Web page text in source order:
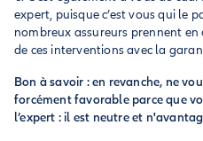
expert, puisque c’est vous qui le
nombreux assureurs prennent
de ces interventions avec la
Bon à savoir : en revanche, ne
forcément favorable parce que
l’expert : il est neutre et